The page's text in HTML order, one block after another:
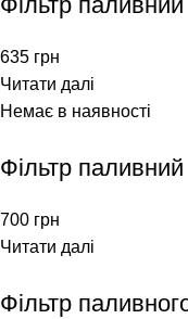
635 грн
Читати далі
Немає в наявності
Фільтр
700 грн
Читати далі
Фільтр